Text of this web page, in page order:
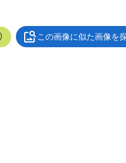
この画像に似た画像を